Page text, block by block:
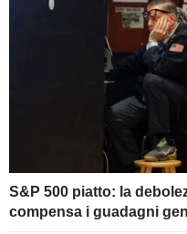
S&P 500 piatto: la
compensa i guadagni